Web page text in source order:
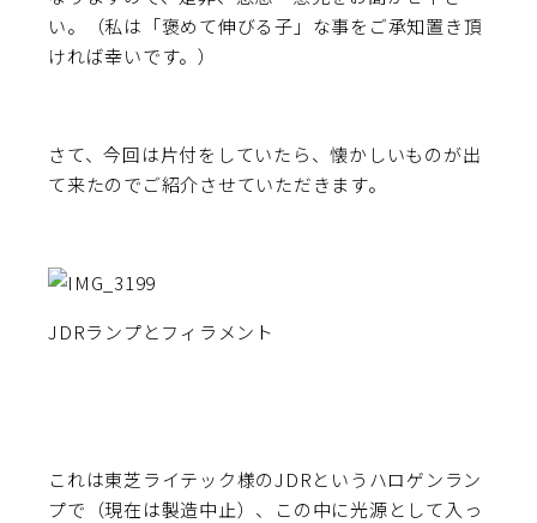
い。（私は「褒めて伸びる子」な事をご承知置き頂
ければ幸いです。）
さて、今回は片付をしていたら、懐かしいものが出
て来たのでご紹介させていただきます。
JDRランプとフィラメント
これは東芝ライテック様のJDRというハロゲンラン
プで（現在は製造中止）、この中に光源として入っ